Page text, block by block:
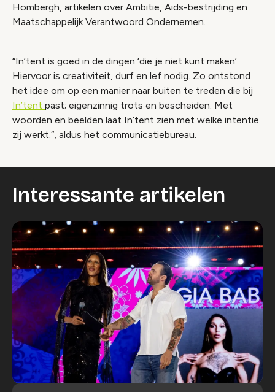
Hombergh, artikelen over Ambitie, Aids-bestrijding en
Maatschappelijk Verantwoord Ondernemen.
“In’tent is goed in de dingen ‘die je niet kunt maken’.
Hiervoor is creativiteit, durf en lef nodig. Zo ontstond
het idee om op een manier naar buiten te treden die bij
In’tent past; eigenzinnig trots en bescheiden. Met
woorden en beelden laat In’tent zien met welke intentie
zij werkt.”, aldus het communicatiebureau.
Interessante artikelen